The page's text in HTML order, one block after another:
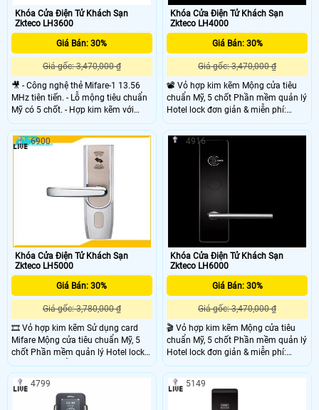
Khóa Cửa Điện Tử Khách Sạn
Zkteco LH3600
Giá Bán: 30%
Giá gốc: 3,470,000 ₫
🎥 - Công nghệ thẻ Mifare-1 13.56
MHz tiên tiến. - Lỗ mộng tiêu chuẩn
Mỹ có 5 chốt. - Hợp kim kẽm với
màu bạc. - Phần mềm quản lý Hotel
lock đơn giản & miễn phí: ZKBiolock
Hotel Lock System.
Khóa Cửa Điện Tử Khách Sạn
Zkteco LH4000
Giá Bán: 30%
Giá gốc: 3,470,000 ₫
📽 Vỏ hợp kim kẽm Mộng cửa tiêu
chuẩn Mỹ, 5 chốt Phần mềm quản lý
Hotel lock đơn giản & miễn phí:
ZKBiolock Hotel Lock Sysem Nguồn
4 x AA Pin Alkaline
Khóa Cửa Điện Tử Khách Sạn
Zkteco LH5000
Giá Bán: 30%
Giá gốc: 3,780,000 ₫
🎞 Vỏ hợp kim kẽm Sử dụng card
Mifare Mộng cửa tiêu chuẩn Mỹ, 5
chốt Phần mềm quản lý Hotel lock
đơn giản & miễn phí: ZKBiolock
Hotel Lock Sysem Độ dày cửa: 35-55
mm
6900
Khóa Cửa Điện Tử Khách Sạn
Zkteco LH6000
Giá Bán: 30%
Giá gốc: 3,470,000 ₫
🎬 Vỏ hợp kim kẽm Mộng cửa tiêu
chuẩn Mỹ, 5 chốt Phần mềm quản lý
Hotel lock đơn giản & miễn phí:
ZKBiolock Hotel Lock Sysem Kích
thước: 410×218×145 mm Độ dày
cửa: 35-55 mm
4916
4799 5149